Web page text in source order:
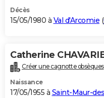
Décès
15/05/1980 à Val d'Arcomie (
Catherine
Créer une cagnotte obsèques
Naissance
17/05/1955 à Saint-Maur-